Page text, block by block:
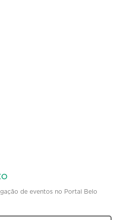
de eventos no Portal Belo